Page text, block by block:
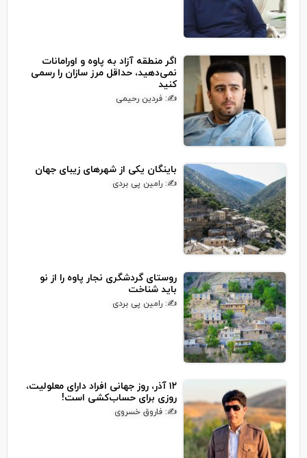
اگر منطقه آزاد به پاوه و اورامانات
نمی‌دهید، حداقل مرز سازان را رسمی
کنید
✍: فردین رحیمی
باینگان یکی از شهرهای زیبای جهان
✍: رامین پی بردی
روستای گردشگری نجار پاوه را از نو
باید شناخت
✍: رامین پی بردی
۱۲ آذر، روز جهانی افراد دارای معلولیت،
روزی برای حساب‌کشی است!
✍: فاروق خسروی